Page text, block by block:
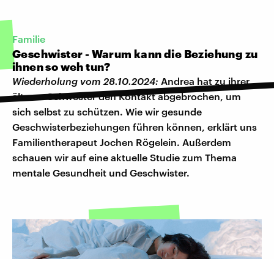
Familie
Geschwister - Warum kann die Beziehung zu
ihnen so weh tun?
Wiederholung vom 28.10.2024: Andrea hat zu ihrer
älteren Schwester den Kontakt abgebrochen, um
sich selbst zu schützen. Wie wir gesunde
Geschwisterbeziehungen führen können, erklärt uns
Familientherapeut Jochen Rögelein. Außerdem
schauen wir auf eine aktuelle Studie zum Thema
mentale Gesundheit und Geschwister.